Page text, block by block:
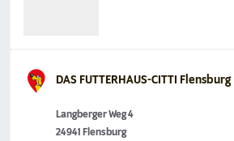
DAS FUTTERHAUS-CITTI Flensburg
Langberger Weg 4
24941 Flensburg